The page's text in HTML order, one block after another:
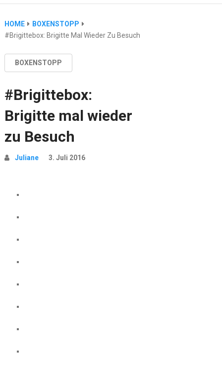
HOME
BOXENSTOPP
#Brigittebox: Brigitte Mal Wieder Zu Besuch
BOXENSTOPP
#Brigittebox:
Brigitte mal wieder
zu Besuch
Juliane 3. Juli 2016